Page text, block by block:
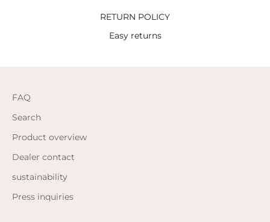
RETURN POLICY
Easy returns
FAQ
Search
Product overview
Dealer contact
sustainability
Press inquiries